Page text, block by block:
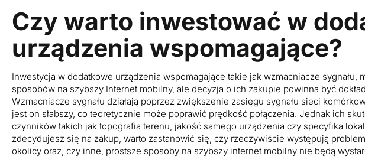
Czy warto inwestować w
urządzenia wspomagające?
Inwestycja w dodatkowe urządzenia wspomagające takie jak wzmacniacze sygnału,
sposobów na szybszy Internet mobilny, ale decyzja o ich zakupie powinna być
Wzmacniacze sygnału działają poprzez zwiększenie zasięgu sygnału sieci
jest on słabszy, co teoretycznie może poprawić prędkość połączenia. Jednak ich
czynników takich jak topografia terenu, jakość samego urządzenia czy specyfika
zdecydujesz się na zakup, warto zastanowić się, czy rzeczywiście występują
okolicy oraz, czy inne, prostsze sposoby na szybszy internet mobilny nie będą